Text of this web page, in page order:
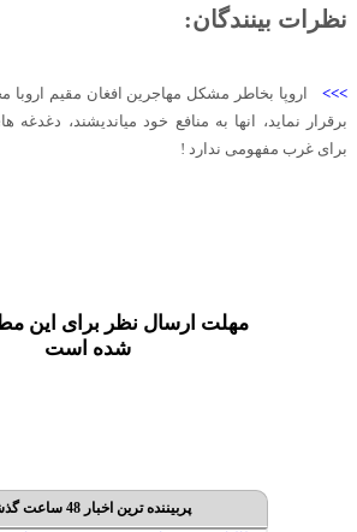
نظرات بینندگان:
>>> اروپا بخاطر مشکل مهاجرین افغان مقیم
برقرار نماید، انها به منافع خود میاندیشند،
برای غرب مفهومی ندارد !
مهلت ارسال نظر برای این
شده است
پربیننده ترین اخبار 48 ساعت گذشته